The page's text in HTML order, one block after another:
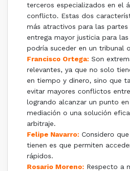
terceros especializados en el
conflicto. Estas dos
más atractivos para las
entrega mayor justicia para
podría suceder en un tribunal
Francisco Ortega: Son
relevantes, ya que no solo
en tiempo y dinero, sino que
evitar mayores conflictos
logrando alcanzar un punto
mediación o una solución
arbitraje.
Felipe Navarro:Considero
tienen es que permiten
rápidos.
Rosario Moreno:Respecto a